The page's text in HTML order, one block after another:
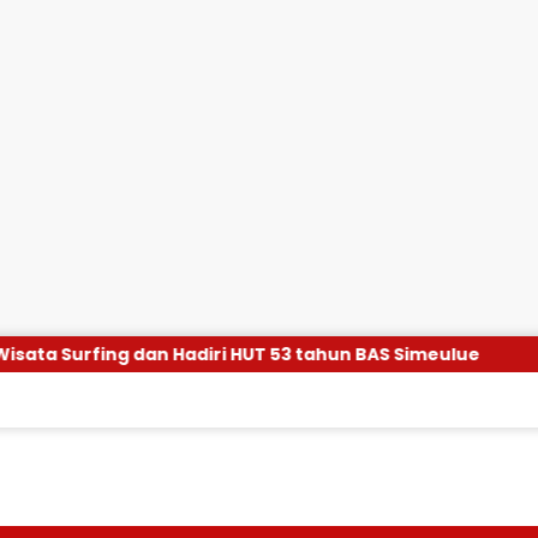
HUT 53 tahun BAS Simeulue KKP Salurkan